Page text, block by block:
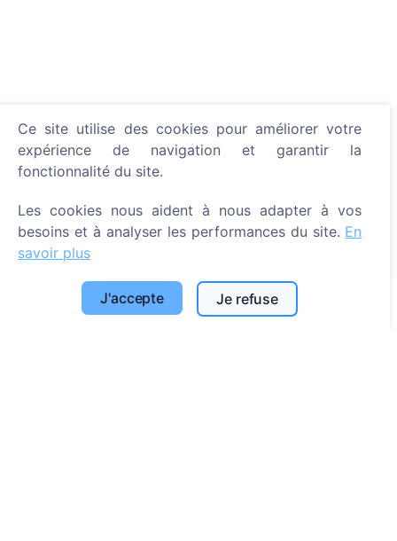
Allumer une bougie numérique - planter un arbre !
Arbres plantés
Ce site utilise des cookies pour améliorer votre
expérience de navigation et garantir la
fonctionnalité du site.
Les cookies nous aident à nous adapter à vos
besoins et à analyser les performances du site. En
savoir plus
J'accepte Je refuse